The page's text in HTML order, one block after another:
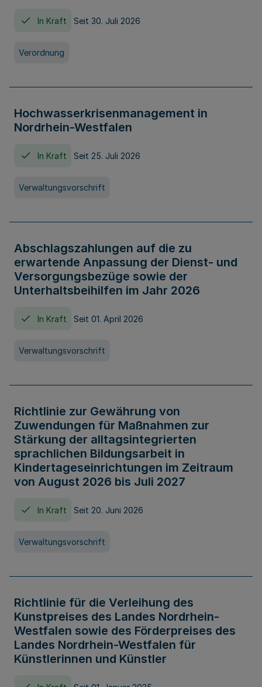
In Kraft Seit 30. Juli 2026
Verordnung
Hochwasserkrisenmanagement in
Nordrhein-Westfalen
In Kraft Seit 25. Juli 2026
Verwaltungsvorschrift
Abschlagszahlungen auf die zu
erwartende Anpassung der Dienst- und
Versorgungsbezüge sowie der
Unterhaltsbeihilfen im Jahr 2026
In Kraft Seit 01. April 2026
Verwaltungsvorschrift
Richtlinie zur Gewährung von
Zuwendungen für Maßnahmen zur
Stärkung der alltagsintegrierten
sprachlichen Bildungsarbeit in
Kindertageseinrichtungen im Zeitraum
von August 2026 bis Juli 2027
In Kraft Seit 20. Juni 2026
Verwaltungsvorschrift
Richtlinie für die Verleihung des
Kunstpreises des Landes Nordrhein-
Westfalen sowie des Förderpreises des
Landes Nordrhein-Westfalen für
Künstlerinnen und Künstler